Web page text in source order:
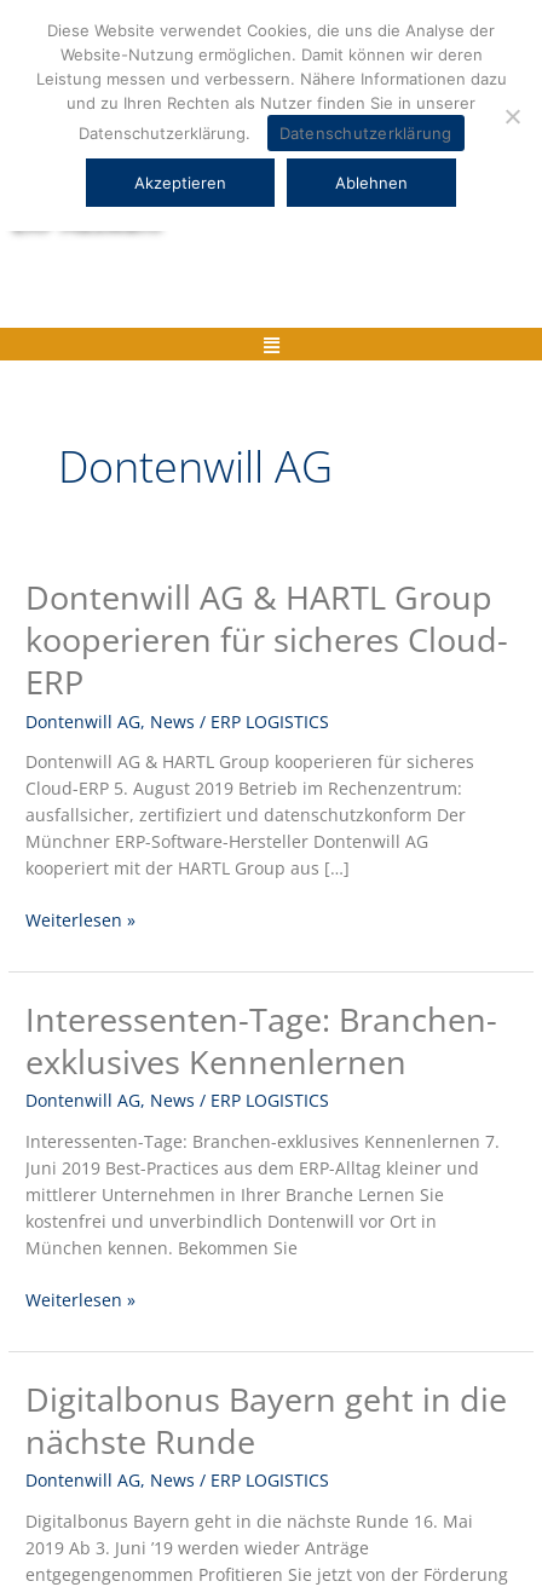
springen
Herstellerneutrale ERP Beratung und
Menü
Dontenwill AG
Dontenwill AG & HARTL Group
kooperieren für sicheres Cloud-
ERP
Dontenwill AG, News / ERP LOGISTICS
Dontenwill AG & HARTL Group kooperieren für sicheres
Cloud-ERP 5. August 2019 Betrieb im Rechenzentrum:
ausfallsicher, zertifiziert und datenschutzkonform Der
Münchner ERP-Software-Hersteller Dontenwill AG
kooperiert mit der HARTL Group aus […]
Dontenwill
AG
&
HARTL
Group
kooperieren
sicheres
Cloud-
ERP
Weiterlesen »
Interessenten-Tage: Branchen-
exklusives Kennenlernen
Dontenwill AG, News / ERP LOGISTICS
Interessenten-Tage: Branchen-exklusives Kennenlernen 7.
Juni 2019 Best-Practices aus dem ERP-Alltag kleiner und
mittlerer Unternehmen in Ihrer Branche Lernen Sie
kostenfrei und unverbindlich Dontenwill vor Ort in
München kennen. Bekommen Sie
Interessenten-
Tage:
Branchen-
exklusives
Kennenlernen
Weiterlesen »
Digitalbonus Bayern geht in die
nächste Runde
Dontenwill AG, News / ERP LOGISTICS
Digitalbonus Bayern geht in die nächste Runde 16. Mai
2019 Ab 3. Juni ’19 werden wieder Anträge
entgegengenommen Profitieren Sie jetzt von der Förderung
Digitalbonus
Bayern
geht
nächste
Runde
Diese Website verwendet Cookies, die uns die Analyse der
Website-Nutzung ermöglichen. Damit können wir deren
Leistung messen und verbessern. Nähere Informationen dazu
und zu Ihren Rechten als Nutzer finden Sie in unserer
Datenschutzerklärung.
Datenschutzerklärung
Akzeptieren Ablehnen